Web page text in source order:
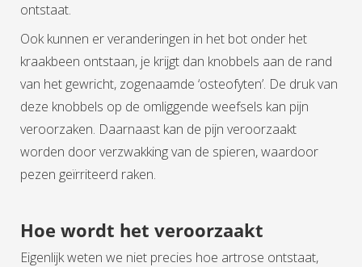
ontstaat.
Ook kunnen er veranderingen in het bot onder het
kraakbeen ontstaan, je krijgt dan knobbels aan de rand
van het gewricht, zogenaamde ‘osteofyten’. De druk van
deze knobbels op de omliggende weefsels kan pijn
veroorzaken. Daarnaast kan de pijn veroorzaakt
worden door verzwakking van de spieren, waardoor
pezen geïrriteerd raken.
Hoe wordt het veroorzaakt
Eigenlijk weten we niet precies hoe artrose ontstaat,